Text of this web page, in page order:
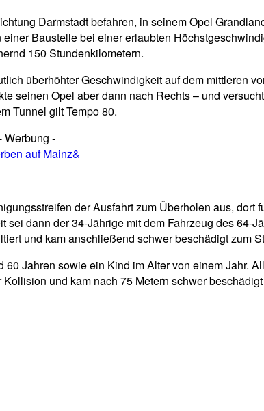
Darmstadt befahren, in seinem Opel
Baustelle bei einer erlaubten
150 Stundenkilometern.
überhöhter Geschwindigkeit auf dem mittleren
seinen Opel aber dann nach Rechts – und
Tunnel gilt Tempo 80.
Werbung -
der Ausfahrt zum Überholen aus, dort
dann der 34-Jährige mit dem Fahrzeug des 64-
und kam anschließend schwer beschädigt zum
Jahren sowie ein Kind im Alter von einem Jahr.
und kam nach 75 Metern schwer